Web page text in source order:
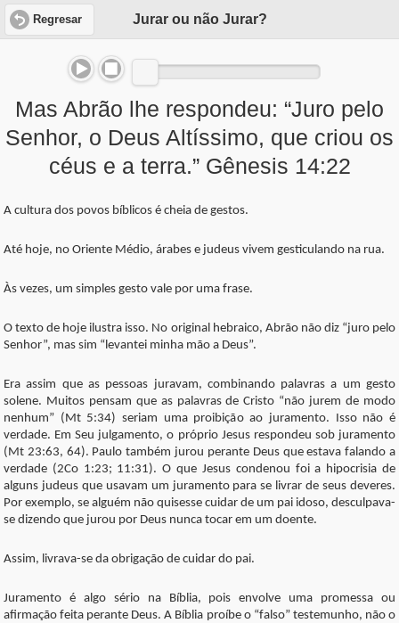
Regresar Jurar ou não Jurar?
Mas Abrão lhe respondeu: “Juro pelo
Senhor, o Deus Altíssimo, que criou os
céus e a terra.” Gênesis 14:22
A cultura dos povos bíblicos é cheia de gestos.
Até hoje, no Oriente Médio, árabes e judeus vivem gesticulando na rua.
Às vezes, um simples gesto vale por uma frase.
O texto de hoje ilustra isso. No original hebraico, Abrão não diz “juro pelo
Senhor”, mas sim “levantei minha mão a Deus”.
Era assim que as pessoas juravam, combinando palavras a um gesto
solene. Muitos pensam que as palavras de Cristo “não jurem de modo
nenhum” (Mt 5:34) seriam uma proibição ao juramento. Isso não é
verdade. Em Seu julgamento, o próprio Jesus respondeu sob juramento
(Mt 23:63, 64). Paulo também jurou perante Deus que estava falando a
verdade (2Co 1:23; 11:31). O que Jesus condenou foi a hipocrisia de
alguns judeus que usavam um juramento para se livrar de seus deveres.
Por exemplo, se alguém não quisesse cuidar de um pai idoso, desculpava-
se dizendo que jurou por Deus nunca tocar em um doente.
Assim, livrava-se da obrigação de cuidar do pai.
Juramento é algo sério na Bíblia, pois envolve uma promessa ou
afirmação feita perante Deus. A Bíblia proíbe o “falso” testemunho, não o